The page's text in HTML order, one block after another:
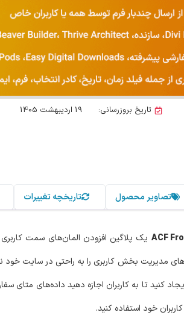
تاریخ بروزرسانی: 19 اردیبهشت 1405
تصاویر محصول تاریخچه تغییرات
مدیریت بخش کاربری را به راحتی در سایت خود
کنید تا به کاربران اجازه دهید داده‌های متای
خود استفاده کنید.